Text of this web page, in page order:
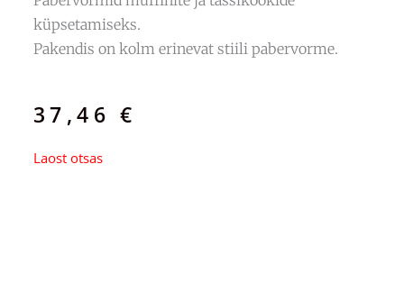
küpsetamiseks.
Pakendis on kolm erinevat stiili pabervorme.
37,46€
Laost otsas